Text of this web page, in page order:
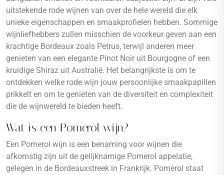
uitstekende rode wijnen van over de hele wereld die elk
unieke eigenschappen en smaakprofielen hebben. Sommige
wijnliefhebbers zullen misschien de voorkeur geven aan een
krachtige Bordeaux zoals Petrus, terwijl anderen meer
genieten van een elegante Pinot Noir uit Bourgogne of een
kruidige Shiraz uit Australië. Het belangrijkste is om te
ontdekken welke rode wijn jouw persoonlijke smaakpapillen
prikkelt en om te genieten van de diversiteit en complexiteit
die de wijnwereld te bieden heeft.
Wat is een Pomerol wijn?
Een Pomerol wijn is een benaming voor wijnen die
afkomstig zijn uit de gelijknamige Pomerol appelatie,
gelegen in de Bordeauxstreek in Frankrijk. Pomerol staat